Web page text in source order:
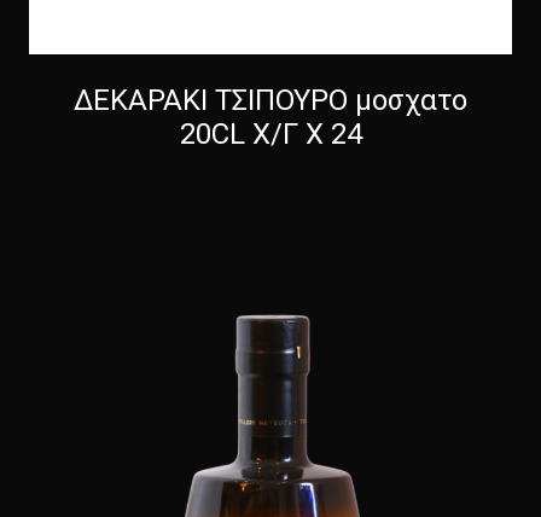
ΔΕΚΑΡΑΚΙ ΤΣΙΠΟΥΡΟ μοσχατο
20CL X/Γ Χ 24